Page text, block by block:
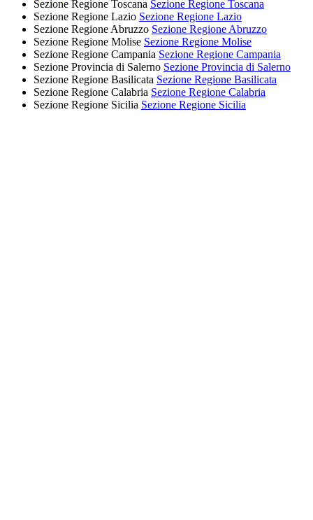
Sezione Regione Toscana Sezione Regione Toscana
Sezione Regione Lazio Sezione Regione Lazio
Sezione Regione Abruzzo Sezione Regione Abruzzo
Sezione Regione Molise Sezione Regione Molise
Sezione Regione Campania Sezione Regione Campania
Sezione Provincia di Salerno Sezione Provincia di Salerno
Sezione Regione Basilicata Sezione Regione Basilicata
Sezione Regione Calabria Sezione Regione Calabria
Sezione Regione Sicilia Sezione Regione Sicilia